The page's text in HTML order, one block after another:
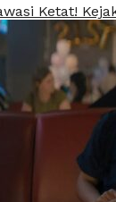
Ketat!